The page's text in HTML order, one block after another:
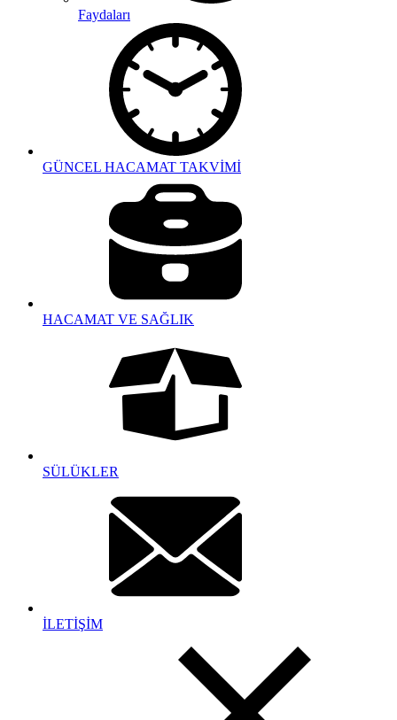
Faydaları
GÜNCEL HACAMAT TAKVİMİ
HACAMAT VE SAĞLIK
SÜLÜKLER
İLETİŞİM